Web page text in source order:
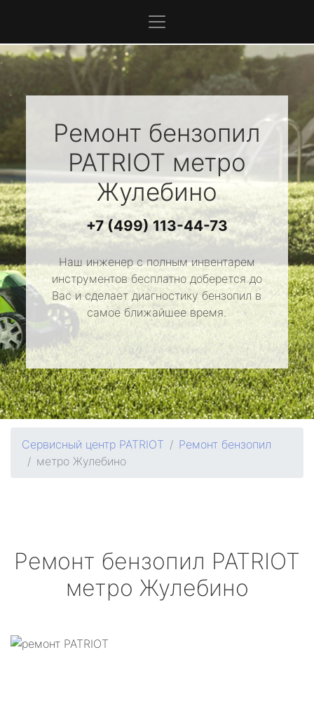
Ремонт бензопил
PATRIOT метро
Жулебино
+7 (499) 113-44-73
Наш инженер с полным инвентарем
инструментов бесплатно доберется до
Вас и сделает диагностику бензопил в
самое ближайшее время.
Сервисный центр PATRIOT
Ремонт бензопил
метро Жулебино
Ремонт бензопил PATRIOT
метро Жулебино